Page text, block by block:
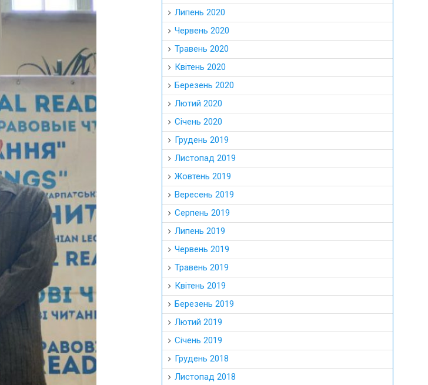
Липень 2020
Червень 2020
Травень 2020
Квітень 2020
Березень 2020
Лютий 2020
Січень 2020
Грудень 2019
Листопад 2019
Жовтень 2019
Вересень 2019
Серпень 2019
Липень 2019
Червень 2019
Травень 2019
Квітень 2019
Березень 2019
Лютий 2019
Січень 2019
Грудень 2018
Листопад 2018